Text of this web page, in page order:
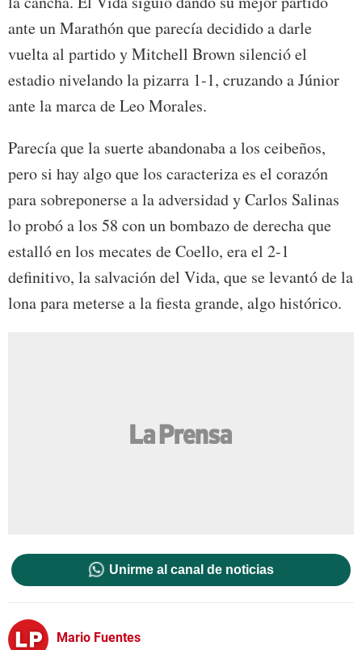
ante un Marathón que parecía decidido a darle
vuelta al partido y Mitchell Brown silenció el
estadio nivelando la pizarra 1-1, cruzando a Júnior
ante la marca de Leo Morales.
Parecía que la suerte abandonaba a los ceibeños,
pero si hay algo que los caracteriza es el corazón
para sobreponerse a la adversidad y Carlos Salinas
lo probó a los 58 con un bombazo de derecha que
estalló en los mecates de Coello, era el 2-1
definitivo, la salvación del Vida, que se levantó de la
lona para meterse a la fiesta grande, algo histórico.
Unirme al canal de noticias
Mario Fuentes